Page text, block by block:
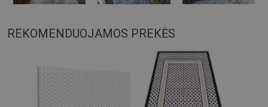
REKOMENDUOJAMOS PREKĖS